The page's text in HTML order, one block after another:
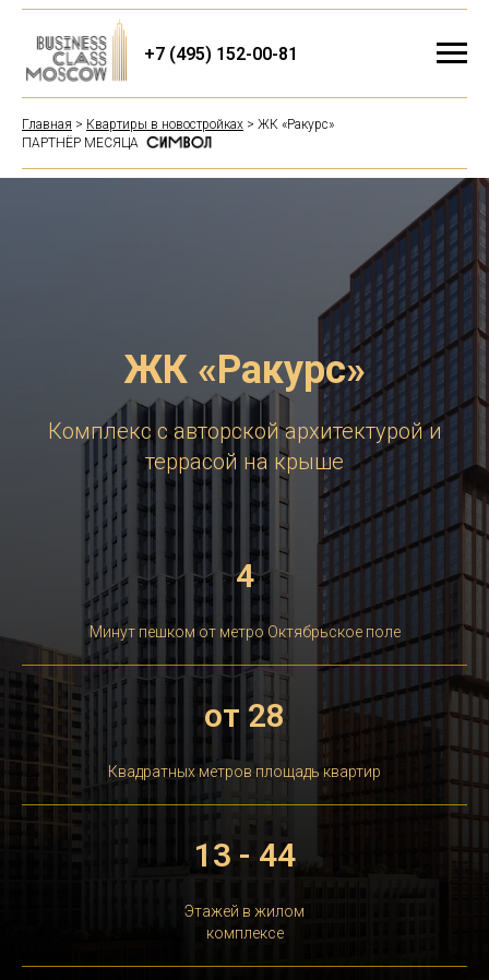
+7 (495) 152-00-81
Главная > Квартиры в новостройках > ЖК «Ракурс»
ПАРТНЁР МЕСЯЦА
ЖК «Ракурс»
Комплекс с авторской архитектурой и
террасой на крыше
4
Минут пешком от метро Октябрьское поле
от 28
Квадратных метров площадь квартир
13 - 44
Этажей в жилом
комплексе